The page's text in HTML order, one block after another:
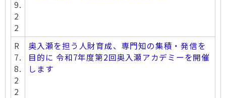
9.
2
2
R
7.
8.
2
2
奥入瀬を担う人財育成、専門知の集積・発信を
目的に 令和7年度第2回奥入瀬アカデミーを開催
します